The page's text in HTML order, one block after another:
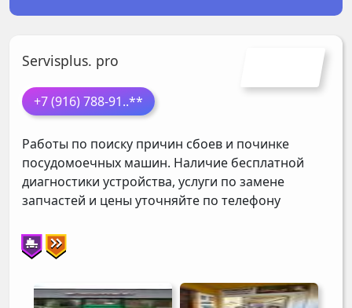
Servisplus. pro
+7 (916) 788-91..**
Работы по поиску причин сбоев и починке
посудомоечных машин. Наличие бесплатной
диагностики устройства, услуги по замене
запчастей и цены уточняйте по телефону